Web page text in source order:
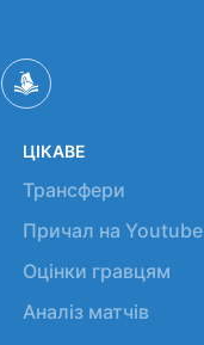
ЦІКАВЕ
Трансфери
Причал на Youtube
Оцінки гравцям
Аналіз матчів